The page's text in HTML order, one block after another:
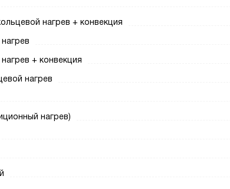
нагрев + конвекция
+ конвекция
нагрев
нагрев)